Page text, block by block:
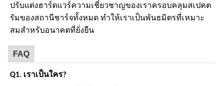
ปรับแต่งฮาร์ดแวร์ความเชี่ยวชาญของเราครอบคลุมสเปคต
รัมของสถานีชาร์จทั้งหมด ทําให้เราเป็นพันธมิตรที่เหมาะ
สมสําหรับอนาคตที่ยั่งยืน
FAQ
Q1. เราเป็นใคร?